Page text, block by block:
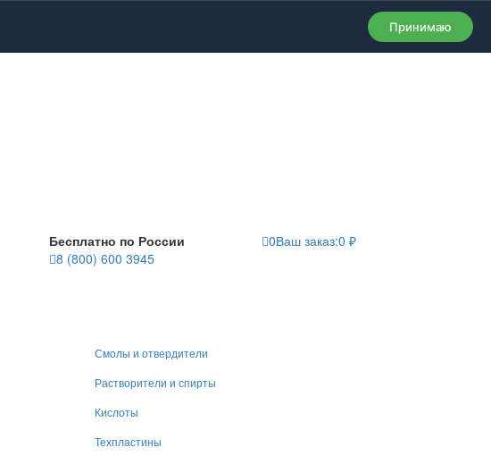
Принимаю
Бесплатно по России
8 (800) 600 3945
0Ваш заказ:0 ₽
Смолы и отвердители
Растворители и спирты
Кислоты
Техпластины